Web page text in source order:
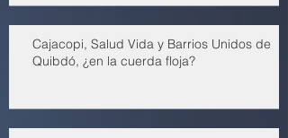
Cajacopi, Salud Vida y Barrios Unidos de
Quibdó, ¿en la cuerda floja?